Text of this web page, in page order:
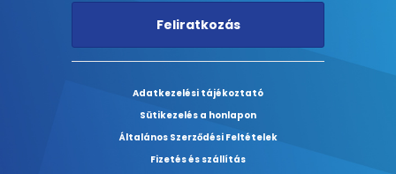
Feliratkozás
Adatkezelési tájékoztató
Sütikezelés a honlapon
Általános Szerződési Feltételek
Fizetés és szállítás